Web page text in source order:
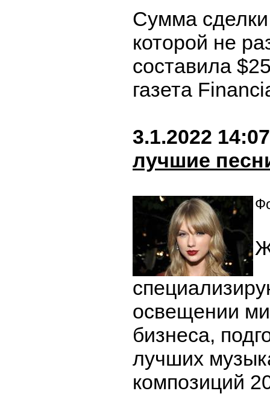
Сумма
которой не
составила
газета
3.1.2022 14:07
лучшие
освещении
бизнеса,
лучших
композиций